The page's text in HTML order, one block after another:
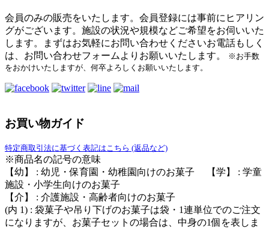
会員のみの販売をいたします。 会員登録には事前にヒアリン
グがございます。 施設の状況や規模などご希望をお伺いいた
します。
まずはお気軽にお問い合わせくださいお電話もしく
は、お問い合わせフォームよりお願いいたします。
※お手数
をおかけいたしますが、何卒よろしくお願いいたします。
お買い物ガイド
特定商取引法に基づく表記はこちら (返品など)
※商品名の記号の意味
【幼】 : 幼児・保育園・幼稚園向けのお菓子 【学】 : 学童
施設・小学生向けのお菓子
【介】 : 介護施設・高齢者向けのお菓子
(内 1) : 袋菓子や吊り下げのお菓子は袋・1連単位でのご注文
になりますが、お菓子セットの場合は、中身の1個を表しま